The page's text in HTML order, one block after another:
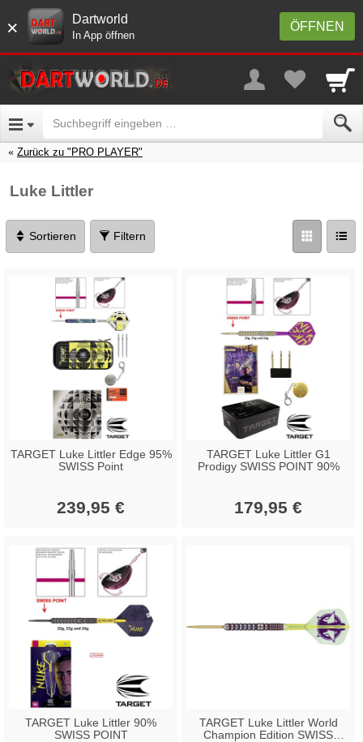
× ÖFFNEN
Dartworld
In App öffnen
Zurück zu "PRO PLAYER"
Luke Littler
Sortieren Filtern
TARGET Luke Littler Edge 95%
SWISS Point
239,95 €
TARGET Luke Littler G1
Prodigy SWISS POINT 90%
179,95 €
TARGET Luke Littler 90%
SWISS POINT
TARGET Luke Littler World
Champion Edition SWISS